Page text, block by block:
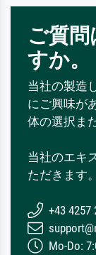
ご質
すか。
当社の製造
にご興味が
体の選択ま
当社のエキ
ただきます。
+43 4257
Mo-Do: